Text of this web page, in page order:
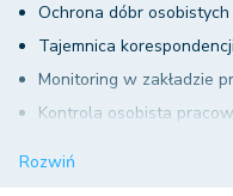
Ochrona dóbr
Tajemnica korespondencji
Monitoring w zakładzie
Kontrola osobista
Rozwiń